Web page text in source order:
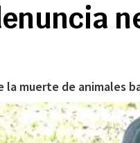
la muerte de